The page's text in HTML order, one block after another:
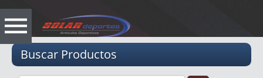
Buscar Productos